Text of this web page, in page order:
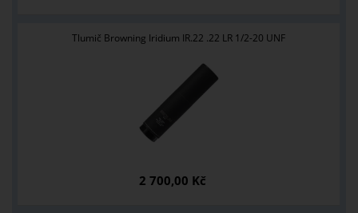
Tlumič Browning Iridium IR.22 .22 LR 1/2-20 UNF
2 700,00 Kč